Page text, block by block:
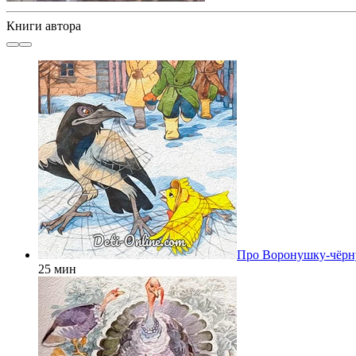
Книги автора
Про Воронушку-
25 мин